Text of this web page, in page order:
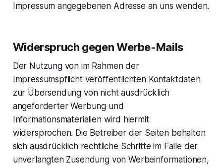
Impressum angegebenen Adresse an uns wenden.
Widerspruch gegen Werbe-Mails
Der Nutzung von im Rahmen der
Impressumspflicht veröffentlichten Kontaktdaten
zur Übersendung von nicht ausdrücklich
angeforderter Werbung und
Informationsmaterialien wird hiermit
widersprochen. Die Betreiber der Seiten behalten
sich ausdrücklich rechtliche Schritte im Falle der
unverlangten Zusendung von Werbeinformationen,